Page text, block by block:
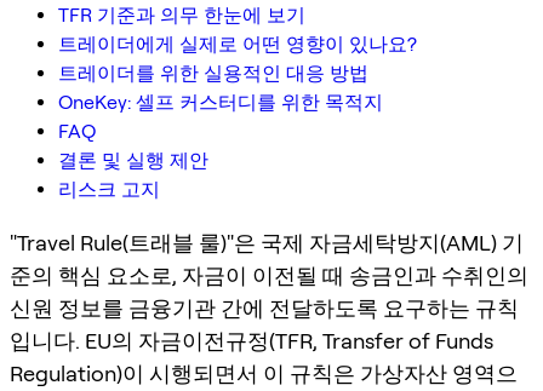
TFR 기준과 의무 한눈에 보기
트레이더에게 실제로 어떤 영향이 있나요?
트레이더를 위한 실용적인 대응 방법
OneKey: 셀프 커스터디를 위한 목적지
FAQ
결론 및 실행 제안
리스크 고지
"Travel Rule(트래블 룰)"은 국제 자금세탁방지(AML) 기
준의 핵심 요소로, 자금이 이전될 때 송금인과 수취인의
신원 정보를 금융기관 간에 전달하도록 요구하는 규칙
입니다. EU의 자금이전규정(TFR, Transfer of Funds
Regulation)이 시행되면서 이 규칙은 가상자산 영역으